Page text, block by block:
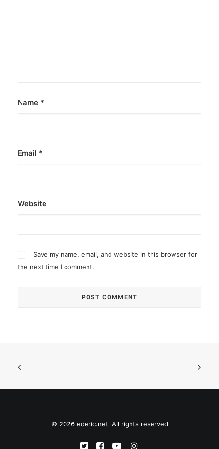
Name *
Email *
Website
Save my name, email, and website in this browser for
the next time I comment.
© 2026 ederic.net. All rights reserved